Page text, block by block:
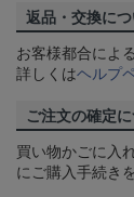
返品・交換に
お客様都合によ
詳しくはヘルプ
ご注文の確定
買い物かごに入
にご購入手続き